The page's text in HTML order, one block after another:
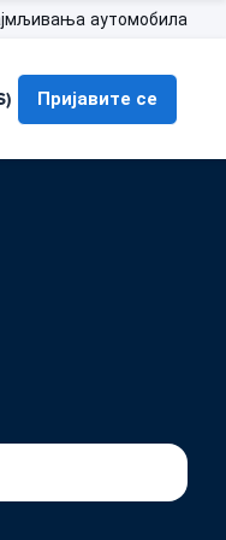
аутомобила
Пријавите се